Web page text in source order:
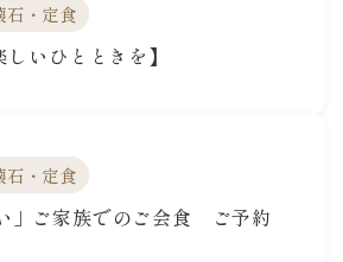
石・定食
いひとときを】
石・定食
」ご家族でのご会食 ご予約